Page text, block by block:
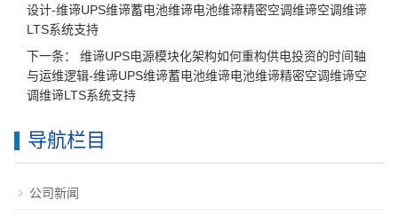
设计-维谛UPS维谛蓄电池维谛电池维谛精密空调维谛空调维谛
LTS系统支持
下一条： 维谛UPS电源模块化架构如何重构供电投资的时间轴
与运维逻辑-维谛UPS维谛蓄电池维谛电池维谛精密空调维谛空
调维谛LTS系统支持
导航栏目
公司新闻